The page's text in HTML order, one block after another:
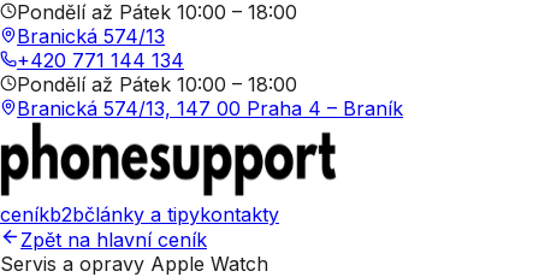
Pondělí až Pátek 10:00 – 18:00
Branická 574/13
+420 771 144 134
Pondělí až Pátek 10:00 – 18:00
Branická 574/13, 147 00 Praha 4 – Braník
ceníkb2bčlánky a tipykontakty
Zpět na hlavní ceník
Servis a opravy Apple Watch